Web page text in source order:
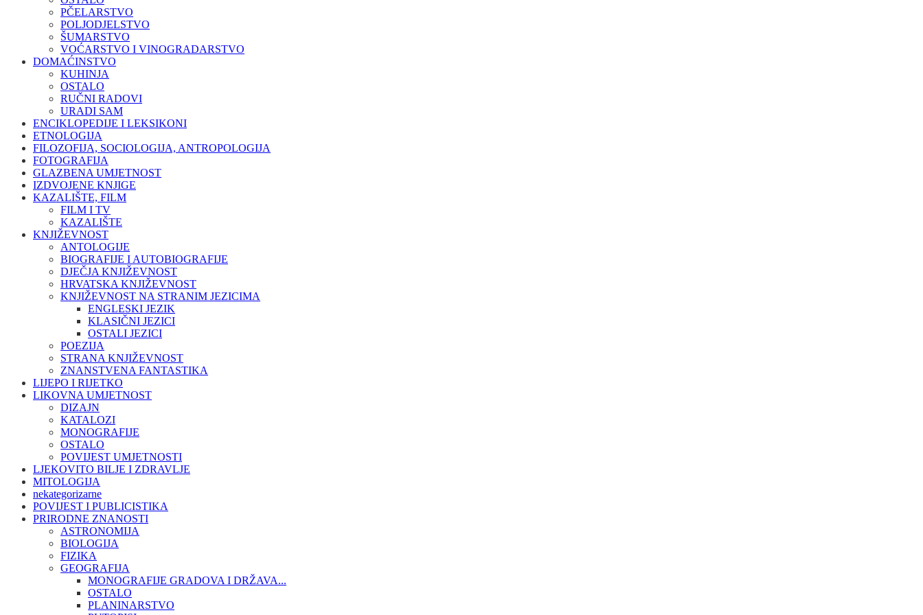
PČELARSTVO
POLJODJELSTVO
ŠUMARSTVO
VOĆARSTVO I VINOGRADARSTVO
DOMAĆINSTVO
KUHINJA
OSTALO
RUČNI RADOVI
URADI SAM
ENCIKLOPEDIJE I LEKSIKONI
ETNOLOGIJA
FILOZOFIJA, SOCIOLOGIJA, ANTROPOLOGIJA
FOTOGRAFIJA
GLAZBENA UMJETNOST
IZDVOJENE KNJIGE
KAZALIŠTE, FILM
FILM I TV
KAZALIŠTE
KNJIŽEVNOST
ANTOLOGIJE
BIOGRAFIJE I AUTOBIOGRAFIJE
DJEČJA KNJIŽEVNOST
HRVATSKA KNJIŽEVNOST
KNJIŽEVNOST NA STRANIM JEZICIMA
ENGLESKI JEZIK
KLASIČNI JEZICI
OSTALI JEZICI
POEZIJA
STRANA KNJIŽEVNOST
ZNANSTVENA FANTASTIKA
LIJEPO I RIJETKO
LIKOVNA UMJETNOST
DIZAJN
KATALOZI
MONOGRAFIJE
OSTALO
POVIJEST UMJETNOSTI
LJEKOVITO BILJE I ZDRAVLJE
MITOLOGIJA
nekategorizarne
POVIJEST I PUBLICISTIKA
PRIRODNE ZNANOSTI
ASTRONOMIJA
BIOLOGIJA
FIZIKA
GEOGRAFIJA
MONOGRAFIJE GRADOVA I DRŽAVA...
OSTALO
PLANINARSTVO